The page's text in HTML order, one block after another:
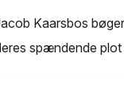
Kaarsbos
spændende plot